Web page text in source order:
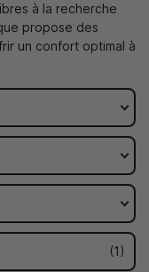
à la recherche
propose des
un confort optimal à
1